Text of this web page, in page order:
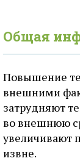
Общая
Повышение
внешними
затрудняют
во внешнюю
увеличивают
извне.